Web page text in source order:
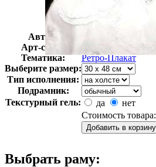
Автор:
Неизвестно
Арт-стиль
Ретро-Плакат
Тематика:
Ретро-Плакат
Выберите размер:
Тип исполнения:
Подрамник:
Текстурный гель:
да
нет
Стоимость товара:
Выбрать раму: